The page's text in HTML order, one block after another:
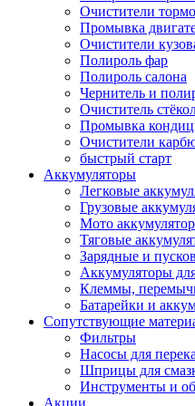
Очистители
Промывка
Очистители
Полироль фар
Полироль салона
Чернитель и
Очиститель
Промывка
Очистители
быстрый старт
Аккумуляторы
Легковые
Грузовые
Мото
Тяговые
Зарядные и
Аккумуляторы
Клеммы,
Батарейки и
Сопутствующие
Фильтры
Насосы для
Шприцы для
Инструменты и
Акции